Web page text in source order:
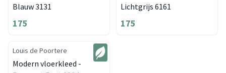
Blauw 3131
175
Lichtgrijs 6161
175
Louis de Poortere
Modern vloerkleed -